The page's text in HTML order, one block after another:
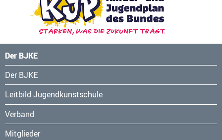
Der BJKE
Navigation
überspringen
Der BJKE
Leitbild Jugendkunstschule
Verband
Mitglieder